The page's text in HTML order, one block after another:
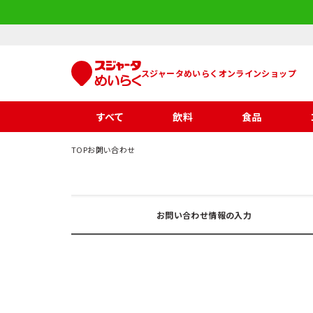
スジャータめいらくオンラインショップ
すべて 飲料 食品
TOPお問い合わせ
お問い合わせ情報の入力